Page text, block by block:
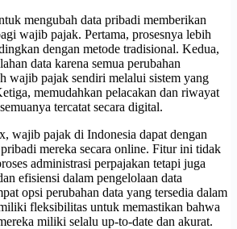
mengubah data pribadi memberikan
wajib pajak. Pertama, prosesnya lebih
dengan metode tradisional. Kedua,
data karena semua perubahan
wajib pajak sendiri melalui sistem yang
memudahkan pelacakan dan riwayat
tercatat secara digital.
wajib pajak di Indonesia dapat dengan
mereka secara online. Fitur ini tidak
administrasi perpajakan tetapi juga
efisiensi dalam pengelolaan data
opsi perubahan data yang tersedia dalam
fleksibilitas untuk memastikan bahwa
miliki selalu up-to-date dan akurat.